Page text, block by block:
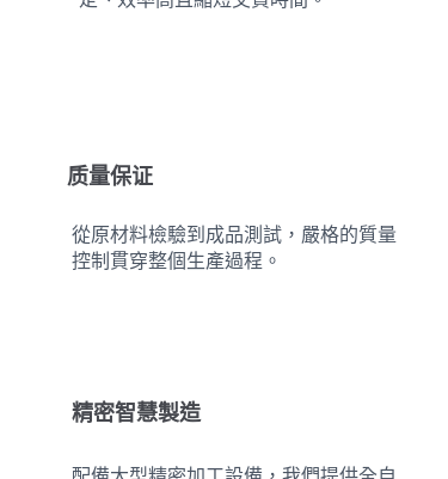
质量保证
從原材料檢驗到成品測試，嚴格的質量
控制貫穿整個生產過程。
精密智慧製造